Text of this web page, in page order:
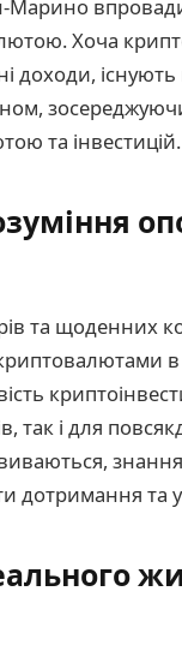
Марино
Хоча
доходи,
та інвестицій.
та щоденних
так і для
дотримання